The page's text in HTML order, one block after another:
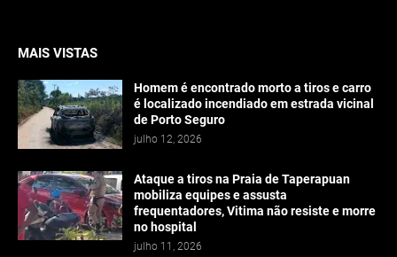
MAIS VISTAS
Homem é encontrado morto a tiros e carro
é localizado incendiado em estrada vicinal
de Porto Seguro
julho 12, 2026
Ataque a tiros na Praia de Taperapuan
mobiliza equipes e assusta
frequentadores, Vitima não resiste e morre
no hospital
julho 11, 2026